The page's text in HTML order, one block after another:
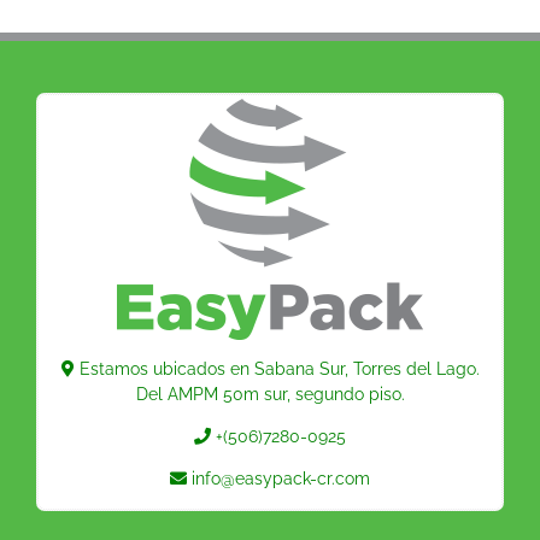
Estamos ubicados en Sabana Sur, Torres del Lago.
Del AMPM 50m sur, segundo piso.
+(506)7280-0925
info@easypack-cr.com